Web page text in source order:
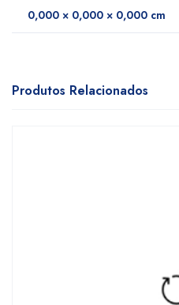
0,000 × 0,000 × 0,000 cm
Produtos Relacionados